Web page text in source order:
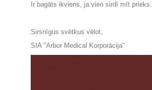
Ir bagāts ikviens, ja vien sirdī mīt prieks.
Sirsnīgus svētkus vēlot,
SIA "Arbor Medical Korporācija"